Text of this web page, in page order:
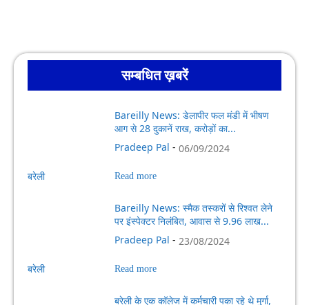
सम्बधित ख़बरें
बरेली
Bareilly News: डेलापीर फल मंडी में भीषण
आग से 28 दुकानें राख, करोड़ों का...
Pradeep Pal - 06/09/2024
Read more
बरेली
Bareilly News: स्मैक तस्करों से रिश्वत लेने
पर इंस्पेक्टर निलंबित, आवास से 9.96 लाख...
Pradeep Pal - 23/08/2024
Read more
बरेली के एक कॉलेज में कर्मचारी पका रहे थे मुर्गा,